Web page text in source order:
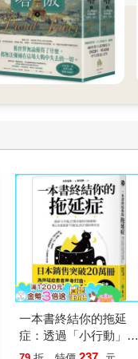
一本書終結你的拖延
症：透過「小行動」打
開大腦的行動開關，懶